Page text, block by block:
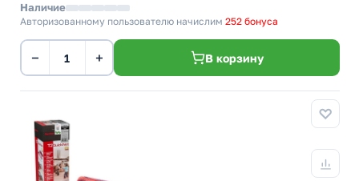
Наличие
Авторизованному пользователю начислим 252 бонуса
− + В корзину